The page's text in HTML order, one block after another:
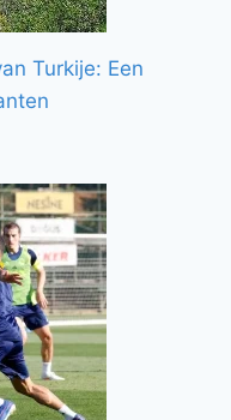
Turkije: Een